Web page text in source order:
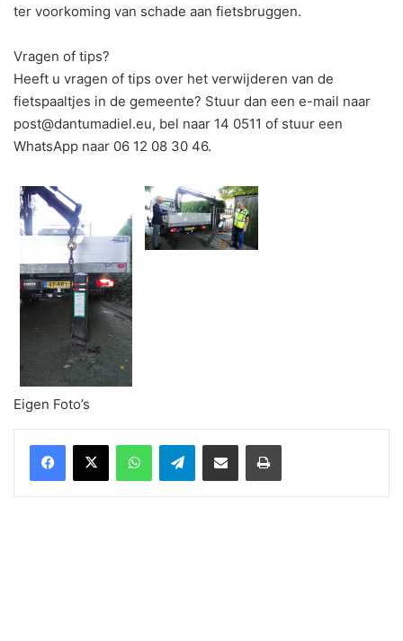
ter voorkoming van schade aan fietsbruggen.
Vragen of tips?
Heeft u vragen of tips over het verwijderen van de
fietspaaltjes in de gemeente? Stuur dan een e-mail naar
post@dantumadiel.eu, bel naar 14 0511 of stuur een
WhatsApp naar 06 12 08 30 46.
Eigen Foto’s
WhatsAppTelegramDelen via Email Print